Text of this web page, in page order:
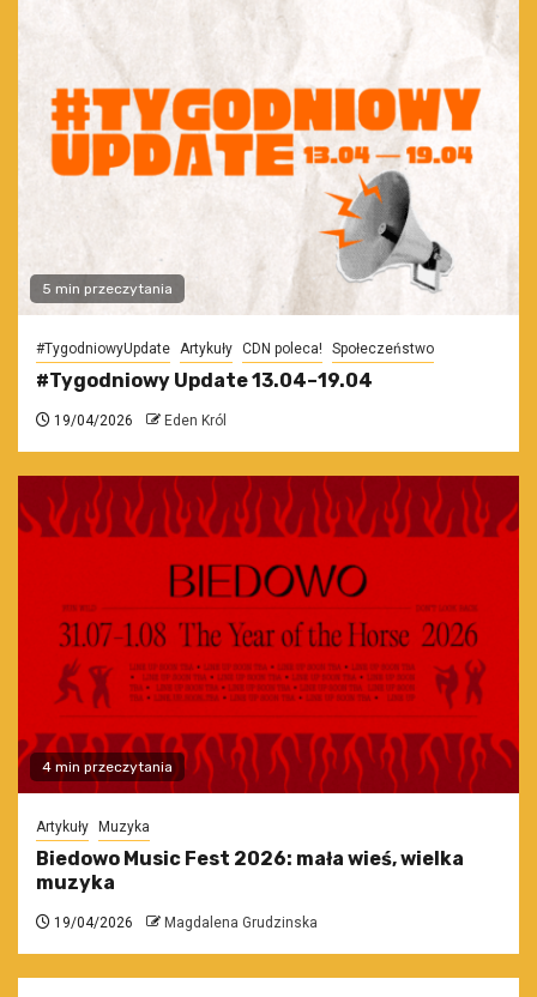
5 min przeczytania
#TygodniowyUpdate Artykuły CDN poleca! Społeczeństwo
#Tygodniowy Update 13.04–19.04
19/04/2026 Eden Król
4 min przeczytania
Artykuły Muzyka
Biedowo Music Fest 2026: mała wieś, wielka
muzyka
19/04/2026 Magdalena Grudzinska